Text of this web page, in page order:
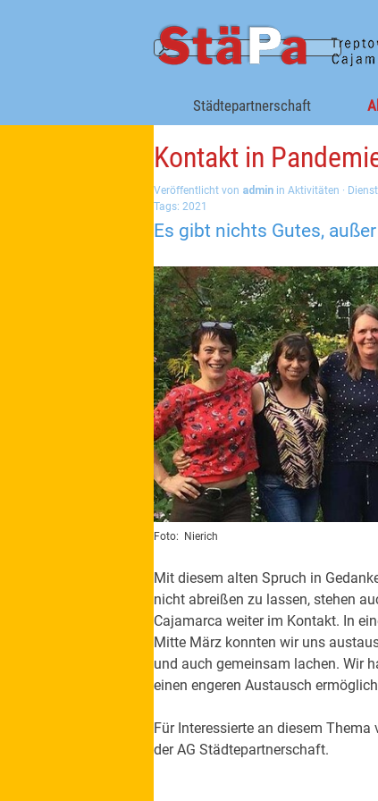
Städtepartnerschaft
Kontakt in
Veröffentlicht von admin in Aktivitäten ·
Tags: 2021
Es gibt nichts Gutes,
Foto: Nierich
Mit diesem alten Spruch in
nicht abreißen zu lassen, stehen
Cajamarca weiter im Kontakt. In
Mitte März konnten wir uns
und auch gemeinsam lachen. Wir
einen engeren Austausch
Für Interessierte an diesem
der AG Städtepartnerschaft.